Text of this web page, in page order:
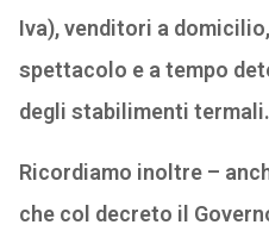
Iva), venditori a
spettacolo e a tempo
degli stabilimenti termali.
Ricordiamo inoltre –
che col decreto il